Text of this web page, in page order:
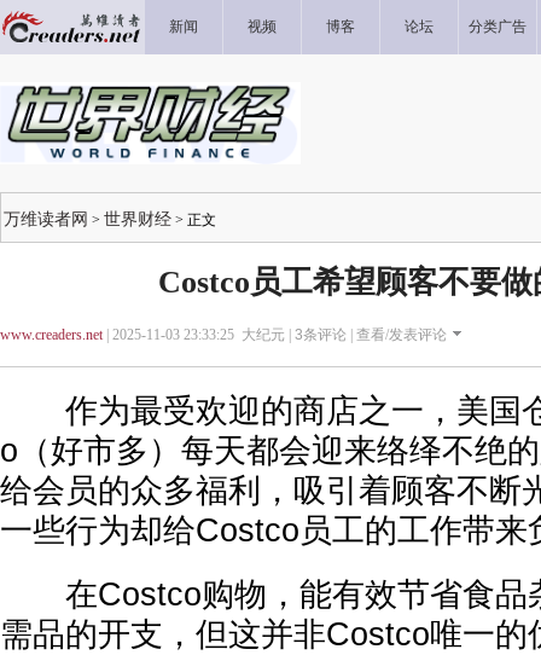
新闻 视频 博客 论坛 分类广告
万维读者网 > 世界财经 > 正文
Costco员工希望顾客不要做
www.creaders.net| 2025-11-03 23:33:25 大纪元 | 3条评论 | 查看/发表评论
作为最受欢迎的商店之一，美国
o（好市多）每天都会迎来络绎不绝
给会员的众多福利，吸引着顾客不断
一些行为却给Costco员工的工作带来
在Costco购物，能有效节省食品
需品的开支，但这并非Costco唯一的